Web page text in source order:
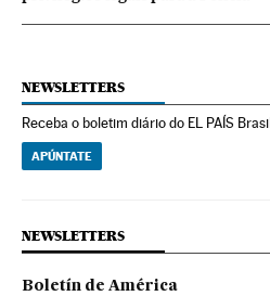
NEWSLETTERS
Receba o boletim diário do EL PAÍS Brasil
APÚNTATE
NEWSLETTERS
Boletín de América